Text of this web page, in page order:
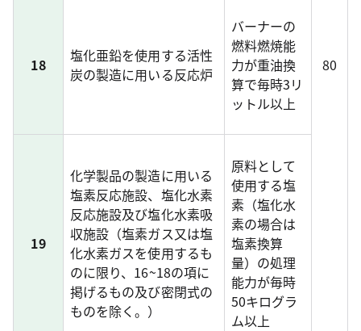
80
18
塩化亜鉛を使用する活性
炭の製造に用いる反応炉
バーナーの
燃料燃焼能
力が重油換
算で毎時3リ
ットル以上
19
化学製品の製造に用いる
塩素反応施設、塩化水素
反応施設及び塩化水素吸
収施設（塩素ガス又は塩
化水素ガスを使用するも
のに限り、16~18の項に
掲げるもの及び密閉式の
ものを除く。）
原料として
使用する塩
素（塩化水
素の場合は
塩素換算
量）の処理
能力が毎時
50キログラ
ム以上